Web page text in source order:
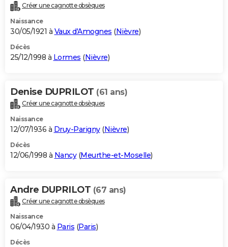
Créer une cagnotte obsèques
Naissance
30/05/1921 à Vaux d'Amognes (Nièvre)
Décès
25/12/1998 à Lormes (Nièvre)
Denise DUPRILOT (61 ans)
Créer une cagnotte obsèques
Naissance
12/07/1936 à Druy-Parigny(Nièvre)
Décès
12/06/1998 à Nancy(Meurthe-et-Moselle)
Andre DUPRILOT (67 ans)
Créer une cagnotte obsèques
Naissance
06/04/1930 à Paris (Paris)
Décès